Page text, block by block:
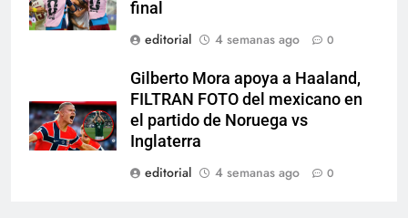
final
editorial
4 semanas ago 0
Gilberto Mora apoya a Haaland,
FILTRAN FOTO del mexicano en
el partido de Noruega vs
Inglaterra
editorial
4 semanas ago 0